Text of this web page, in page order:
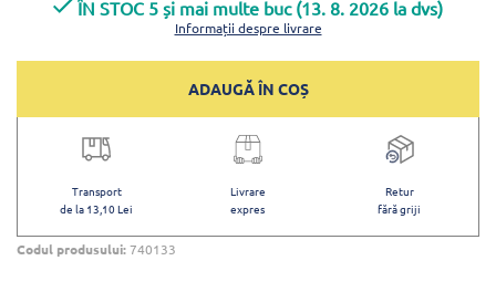
ÎN STOC 5 și mai multe buc (13. 8. 2026 la dvs)
Informații despre livrare
ADAUGĂ ÎN COȘ
Transport
de la 13,10 Lei
Livrare
expres
Retur
fără griji
Codul produsului:740133